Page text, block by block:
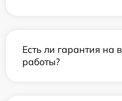
Есть ли гарантия на
работы?